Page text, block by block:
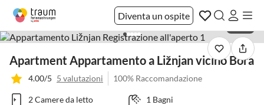
Diventa un ospite
Apartment Appartamento a Ližnjan vicino Bora
4.00/5 5 valutazioni 100% Raccomandazione
2 Camere da letto
1 Bagni